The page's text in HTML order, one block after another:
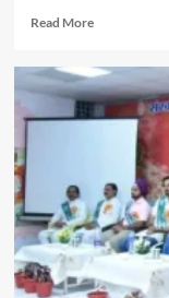
Read MoreRead
श्रावण
के
प्रथम
कैबिनेट
मंत्री
श्री
राजेश
अग्रवाल
ने